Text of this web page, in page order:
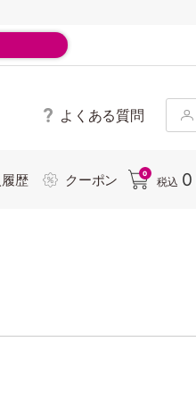
よくある質問
歴 クーポン 0
税込 0